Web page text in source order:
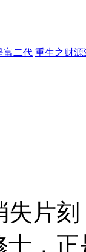
富二代 重生之财源
片刻
，